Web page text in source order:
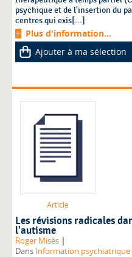
psychique et de l'insertion du
centres qui exis[...]
Plus d'information...
Ajouter à ma sélection
Article
Les révisions radicales
l'autisme
Roger Misès |
Dans Information psychiatrique